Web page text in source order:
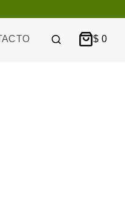
Carro
$ 0